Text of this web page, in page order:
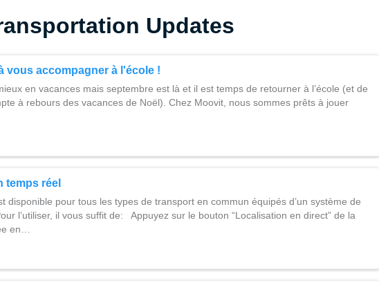
Updates
vous accompagner à l'école !
en vacances mais septembre est là et il est temps de retourner à l’école (et de
à rebours des vacances de Noël). Chez Moovit, nous sommes prêts à jouer
temps réel
pour tous les types de transport en commun équipés d’un système de
l’utiliser, il vous suffit de: Appuyez sur le bouton “Localisation en direct” de la
en…